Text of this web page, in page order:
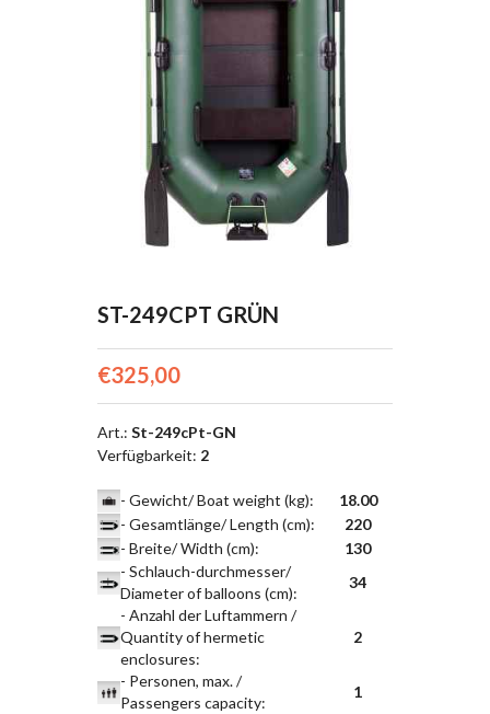
ST-249CPT GRÜN
€325,00
Art.: St-249cPt-GN
Verfügbarkeit: 2
- Gewicht/ Boat weight (kg):
18.00
- Gesamtlänge/ Length (cm):
220
- Breite/ Width (cm):
130
- Schlauch-durchmesser/
Diameter of balloons (cm):
34
- Anzahl der Luftammern /
Quantity of hermetic
enclosures:
2
- Personen, max. /
Passengers capacity:
1